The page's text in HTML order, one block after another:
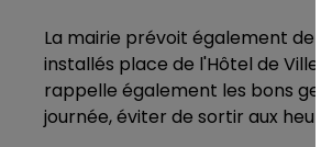
La mairie prévoit également
installés place de l'Hôtel de
rappelle également les bons
journée, éviter de sortir aux